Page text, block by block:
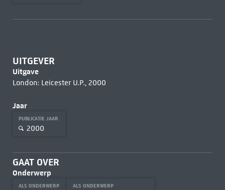
UITGEVER
Uitgave
London: Leicester U.P., 2000
Jaar
PUBLICATIE JAAR
2000
GAAT OVER
Onderwerp
ALS ONDERWERP ALS ONDERWERP